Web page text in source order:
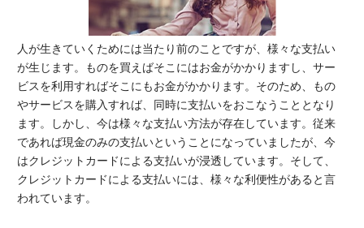
人が生きていくためには当たり前のことですが、様々な支払い
が生じます。ものを買えばそこにはお金がかかりますし、サー
ビスを利用すればそこにもお金がかかります。そのため、もの
やサービスを購入すれば、同時に支払いをおこなうこととなり
ます。しかし、今は様々な支払い方法が存在しています。従来
であれば現金のみの支払いということになっていましたが、今
はクレジットカードによる支払いが浸透しています。そして、
クレジットカードによる支払いには、様々な利便性があると言
われています。